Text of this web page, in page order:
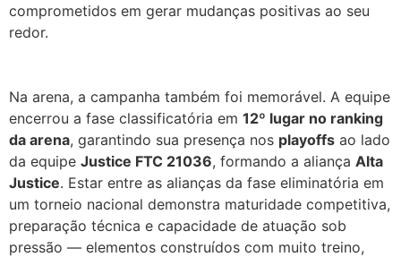
comprometidos em gerar mudanças positivas ao seu
redor.
Na arena, a campanha também foi memorável. A equipe
encerrou a fase classificatória em 12º lugar no ranking
da arena, garantindo sua presença nos playoffs ao lado
da equipe Justice FTC 21036, formando a aliança Alta
Justice. Estar entre as alianças da fase eliminatória em
um torneio nacional demonstra maturidade competitiva,
preparação técnica e capacidade de atuação sob
pressão — elementos construídos com muito treino,